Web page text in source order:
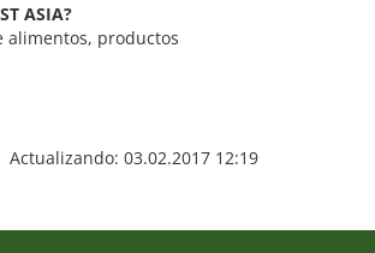
ASIA?
alimentos, productos
Actualizando: 03.02.2017 12:19